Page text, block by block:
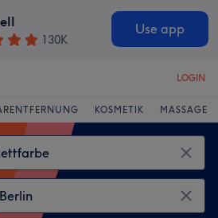
130K
Use app
LOGIN
KOSMETIK MASSAGE